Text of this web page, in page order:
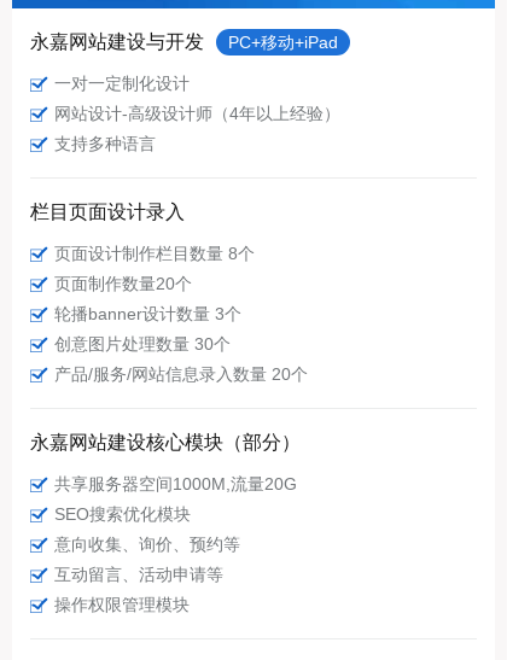
永嘉网站建设与开发 PC+移动+iPad
一对一定制化设计
网站设计-高级设计师（4年以上经验）
支持多种语言
栏目页面设计录入
页面设计制作栏目数量 8个
页面制作数量20个
轮播banner设计数量 3个
创意图片处理数量 30个
产品/服务/网站信息录入数量 20个
永嘉网站建设核心模块（部分）
共享服务器空间1000M,流量20G
SEO搜索优化模块
意向收集、询价、预约等
互动留言、活动申请等
操作权限管理模块